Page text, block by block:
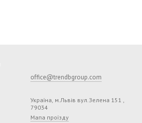
office@trendbgroup.com
Україна, м.Львів вул.Зелена 151 ,
79034
Мапа проїзду